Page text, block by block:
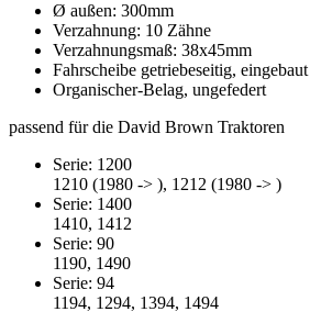
Ø außen: 300mm
Verzahnung: 10 Zähne
Verzahnungsmaß: 38x45mm
Fahrscheibe getriebeseitig, eingebaut
Organischer-Belag, ungefedert
passend für die David Brown Traktoren
Serie: 1200
1210 (1980 -> ), 1212 (1980 -> )
Serie: 1400
1410, 1412
Serie: 90
1190, 1490
Serie: 94
1194, 1294, 1394, 1494